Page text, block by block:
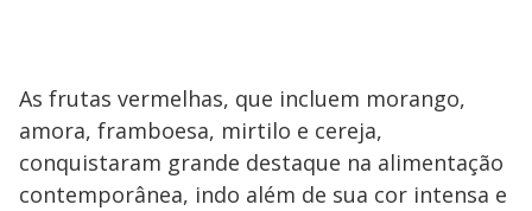
As frutas vermelhas, que incluem morango,
amora, framboesa, mirtilo e cereja,
conquistaram grande destaque na alimentação
contemporânea, indo além de sua cor intensa e